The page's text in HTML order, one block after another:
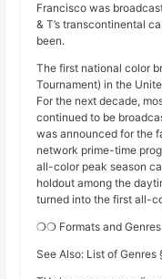
Francisco was
& T’s transcontinental
been.
The first national color
Tournament) in the
For the next decade,
continued to be
was announced for the
network prime-time
all-color peak season
holdout among the
turned into the first all-
❍❍ Formats and
See Also: List of Genres